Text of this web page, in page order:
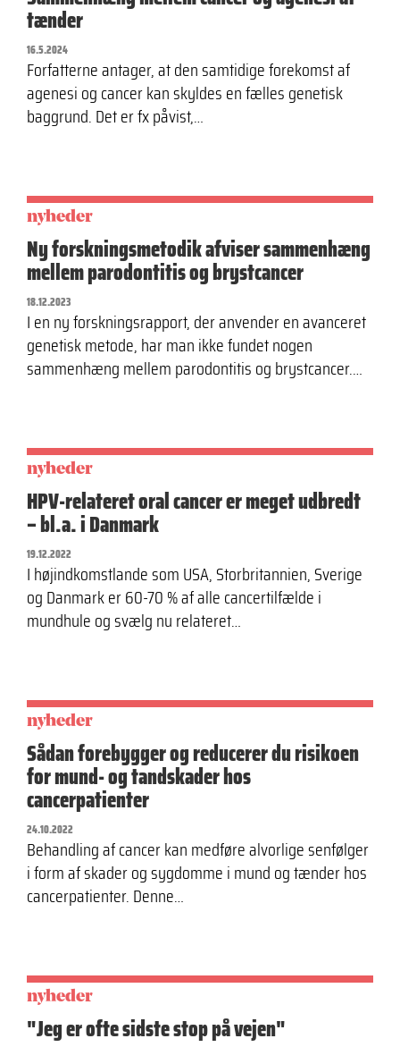
tænder
16.5.2024
Forfatterne antager, at den samtidige forekomst af
agenesi og cancer kan skyldes en fælles genetisk
baggrund. Det er fx påvist,…
nyheder
Ny forskningsmetodik afviser sammenhæng
mellem parodontitis og brystcancer
18.12.2023
I en ny forskningsrapport, der anvender en avanceret
genetisk metode, har man ikke fundet nogen
sammenhæng mellem parodontitis og brystcancer.…
nyheder
HPV-relateret oral cancer er meget udbredt
– bl.a. i Danmark
19.12.2022
I højindkomstlande som USA, Storbritannien, Sverige
og Danmark er 60-70 % af alle cancertilfælde i
mundhule og svælg nu relateret…
nyheder
Sådan forebygger og reducerer du risikoen
for mund- og tandskader hos
cancerpatienter
24.10.2022
Behandling af cancer kan medføre alvorlige senfølger
i form af skader og sygdomme i mund og tænder hos
cancerpatienter. Denne…
nyheder
"Jeg er ofte sidste stop på vejen"